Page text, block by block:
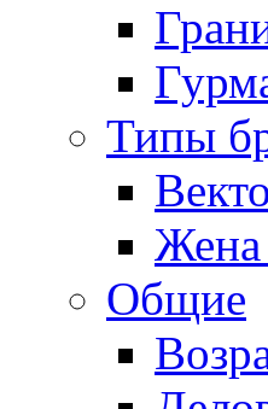
Типы
Жена
Общие